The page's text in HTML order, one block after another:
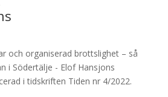
i tidskriften Tiden nr 4/2022.